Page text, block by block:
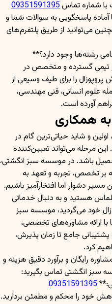
با شماره تماس09351591395
پاسخگویی به سوالات شما و
می‌توانید از طریق پلتفرم‌های
رشته‌ها وجود دارد؟**
تیمی گسترده و متخصص در
را برای طیف وسیعی از
علوم انسانی، فنی مهندسی،
آورده است.
همکاری
و شاید حیاتی‌ترین گام در
مرحله می‌تواند تعیین‌کننده
باشد. در موسسه سبز انگشتی،
بر تخصص، تجربه و تعهد به
مسیر دشوار اما افتخارآمیز باشیم.
هستید و به دنبال خدماتی
خود می‌گردید، موسسه سبز
با ارائه مشاوره‌های تخصصی،
جامع تا زمان پذیرش،
کرد.
رایگان و برآورد دقیق هزینه و
سبز انگشتی تماس بگیرید:
09351591395
خود را محکم و مطمئن بردارید.